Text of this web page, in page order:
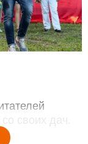
своих дач.